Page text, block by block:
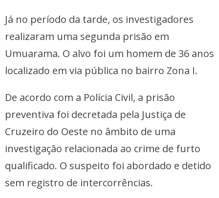
Já no período da tarde, os investigadores
realizaram uma segunda prisão em
Umuarama. O alvo foi um homem de 36 anos
localizado em via pública no bairro Zona I.
De acordo com a Polícia Civil, a prisão
preventiva foi decretada pela Justiça de
Cruzeiro do Oeste no âmbito de uma
investigação relacionada ao crime de furto
qualificado. O suspeito foi abordado e detido
sem registro de intercorrências.